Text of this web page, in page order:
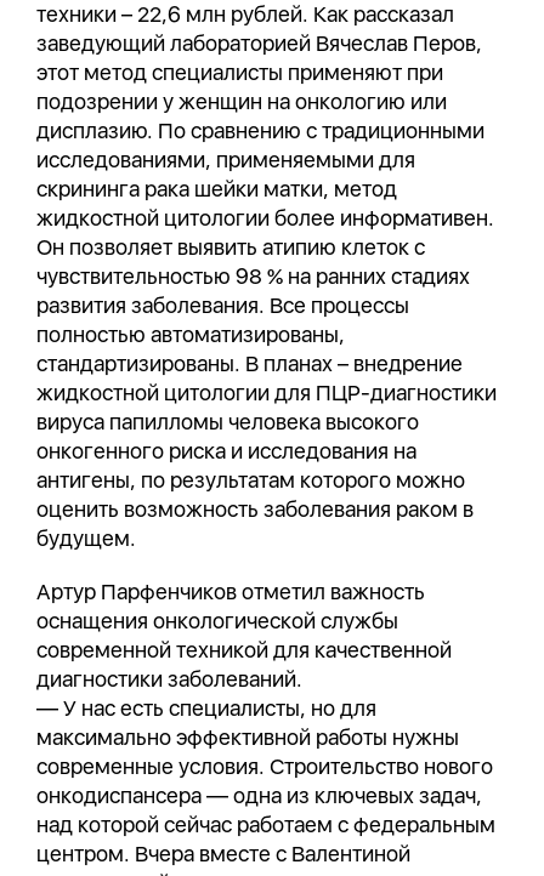
техники – 22,6 млн рублей. Как рассказал
заведующий лабораторией Вячеслав Перов,
этот метод специалисты применяют при
подозрении у женщин на онкологию или
дисплазию. По сравнению с традиционными
исследованиями, применяемыми для
скрининга рака шейки матки, метод
жидкостной цитологии более информативен.
Он позволяет выявить атипию клеток с
чувствительностью 98 % на ранних стадиях
развития заболевания. Все процессы
полностью автоматизированы,
стандартизированы. В планах – внедрение
жидкостной цитологии для ПЦР-диагностики
вируса папилломы человека высокого
онкогенного риска и исследования на
антигены, по результатам которого можно
оценить возможность заболевания раком в
будущем.
Артур Парфенчиков отметил важность
оснащения онкологической службы
современной техникой для качественной
диагностики заболеваний.
— У нас есть специалисты, но для
максимально эффективной работы нужны
современные условия. Строительство нового
онкодиспансера — одна из ключевых задач,
над которой сейчас работаем с федеральным
центром. Вчера вместе с Валентиной